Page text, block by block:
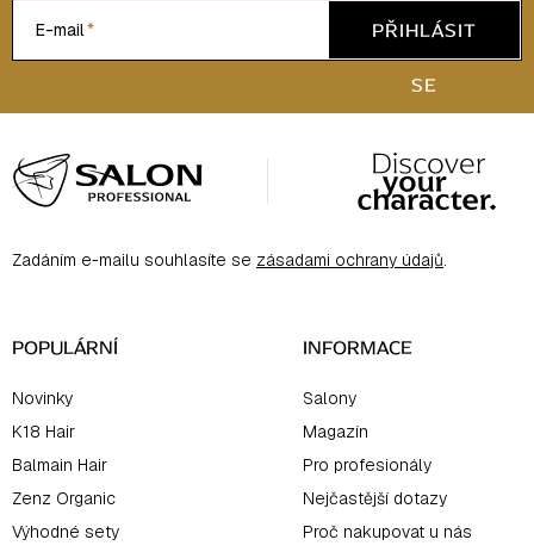
E-mail
PŘIHLÁSIT
SE
á
p
Zadáním e-mailu souhlasíte se zásadami ochrany údajů.
POPULÁRNÍ
Novinky
K18 Hair
Balmain Hair
Zenz Organic
Výhodné sety
INFORMACE
Salony
Magazín
Pro profesionály
Nejčastější dotazy
Proč nakupovat u nás